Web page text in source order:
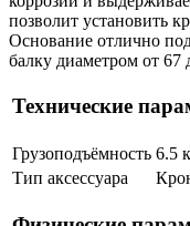
позволит установить
Основание отлично
балку диаметром от 67
Технические
Грузоподъёмность 6.5
Тип аксессуара